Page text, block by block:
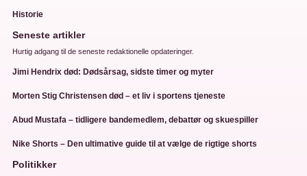
Historie
Seneste artikler
Hurtig adgang til de seneste redaktionelle opdateringer.
Jimi Hendrix død: Dødsårsag, sidste timer og myter
Morten Stig Christensen død – et liv i sportens tjeneste
Abud Mustafa – tidligere bandemedlem, debattør og skuespiller
Nike Shorts – Den ultimative guide til at vælge de rigtige shorts
Politikker